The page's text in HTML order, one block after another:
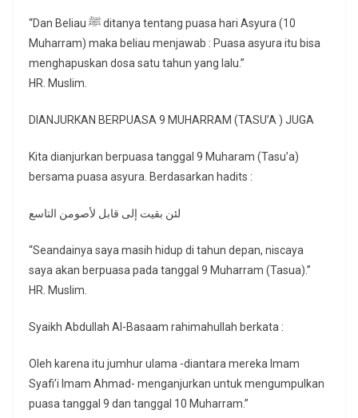
“Dan Beliau ﷺ ditanya tentang puasa hari Asyura (10
Muharram) maka beliau menjawab : Puasa asyura itu bisa
menghapuskan dosa satu tahun yang lalu.”
HR. Muslim.
DIANJURKAN BERPUASA 9 MUHARRAM (TASU’A ) JUGA
Kita dianjurkan berpuasa tanggal 9 Muharam (Tasu’a)
bersama puasa asyura. Berdasarkan hadits :
لئن بقيت إلى قابل لأصومن التاسع
“Seandainya saya masih hidup di tahun depan, niscaya
saya akan berpuasa pada tanggal 9 Muharram (Tasua).”
HR. Muslim.
Syaikh Abdullah Al-Basaam rahimahullah berkata :
Oleh karena itu jumhur ulama -diantara mereka Imam
Syafi’i Imam Ahmad- menganjurkan untuk mengumpulkan
puasa tanggal 9 dan tanggal 10 Muharram.”